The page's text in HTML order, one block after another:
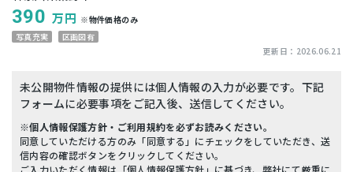
390 万円 ※物件価格のみ
写真充実
区画図有
更新日： 2026.06.21
未公開物件情報の提供には個人情報の入力が必要です。下記
フォームに必要事項をご記入後、送信してください。
※個人情報保護方針・ご利用規約を必ずお読みください。
同意していただける方のみ「同意する」にチェックをしていただき、送
信内容の確認ボタンをクリックしてください。
ご入力いただく情報は「個人情報保護方針」に基づき、弊社にて厳重に